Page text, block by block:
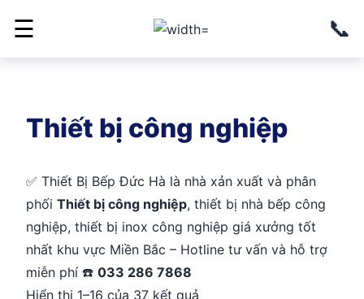
☰ 📞
Thiết bị công nghiệp
✅ Thiết Bị Bếp Đức Hà là nhà xản xuất và phân
phối Thiết bị công nghiệp, thiết bị nhà bếp công
nghiệp, thiết bị inox công nghiệp giá xưởng tốt
nhất khu vực Miền Bắc – Hotline tư vấn và hỗ trợ
miễn phí ☎️ 033 286 7868
Hiển thị 1–16 của 37 kết quả